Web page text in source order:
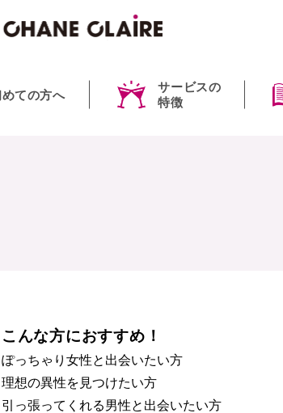
ての方へ
サービスの
特徴
こんな方におすすめ！
ぽっちゃり女性と出会いたい方
理想の異性を見つけたい方
引っ張ってくれる男性と出会いたい方